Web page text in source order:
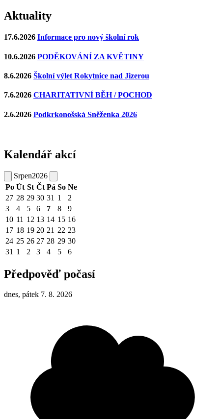
Aktuality
17.6.2026 Informace pro nový školní rok
10.6.2026 PODĚKOVÁNÍ ZA KVĚTINY
8.6.2026 Školní výlet Rokytnice nad Jizerou
7.6.2026 CHARITATIVNÍ BĚH / POCHOD
2.6.2026 Podkrkonošská Sněženka 2026
Kalendář akcí
Srpen2026
Po Út St Čt Pá So Ne
27 28 29 30 31 1
2
3
4 5 6 7 8
9
10 11 12 13 14 15 16
17 18 19 20 21 22 23
24 25 26 27 28 29 30
31 1 2 3 4 5 6
Předpověď počasí
dnes, pátek 7. 8. 2026